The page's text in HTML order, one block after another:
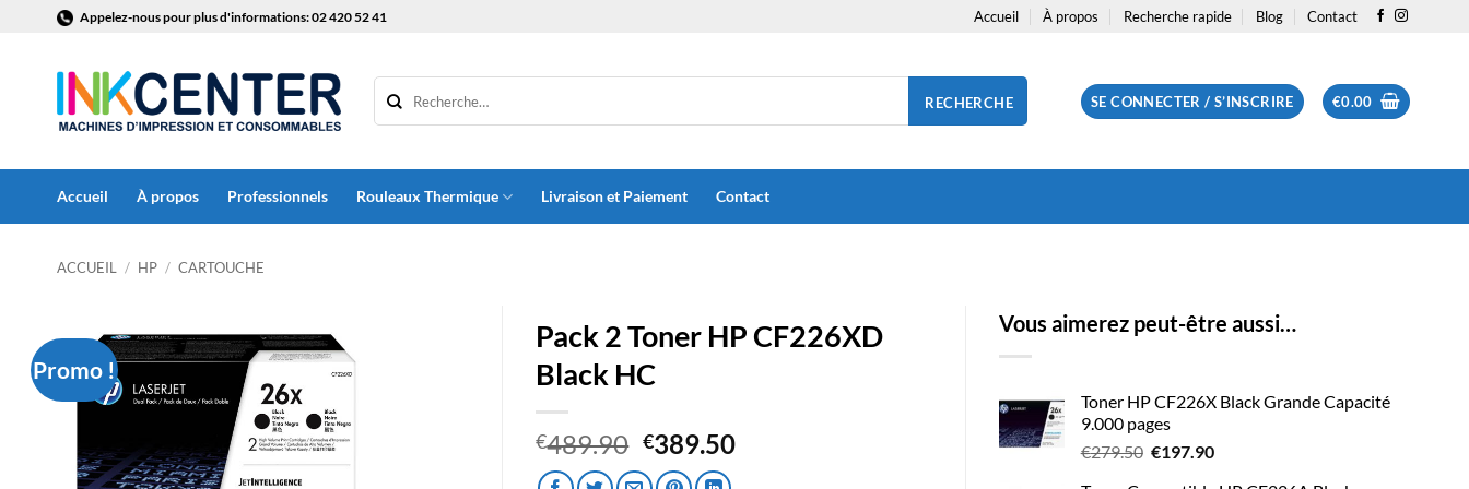
contenu
Appelez-nous pour plus d'informations: 02 420 52 41 Accueil À propos Recherche rapide Blog Contact
RECHERCHE SE CONNECTER / S’INSCRIRE €0.00
Accueil À propos Professionnels Rouleaux Thermique Livraison et Paiement Contact
ACCUEIL / HP / CARTOUCHE
Promo !
Pack 2 Toner HP CF226XD
Black HC
€489.90 Le
prix
€389.50Le
Vous aimerez peut-être aussi…
Toner HP CF226X Black Grande Capacité
9.000 pages
€279.50 Le
€197.90Le